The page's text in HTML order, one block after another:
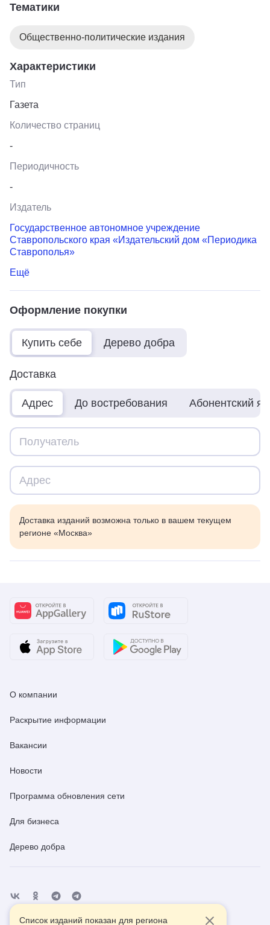
Тематики
Общественно-политические издания
Характеристики
Тип
Газета
Количество страниц
-
Периодичность
-
Издатель
Государственное автономное учреждение
Ставропольского края «Издательский дом «Периодика
Ставрополья»
Ещё
Оформление покупки
Купить себе Дерево добра
Доставка
Адрес До востребования Абонентский
Доставка изданий возможна только в вашем текущем
регионе «Москва»
О компании
Раскрытие информации
Вакансии
Новости
Программа обновления сети
Для бизнеса
Дерево добра
Список изданий показан для региона